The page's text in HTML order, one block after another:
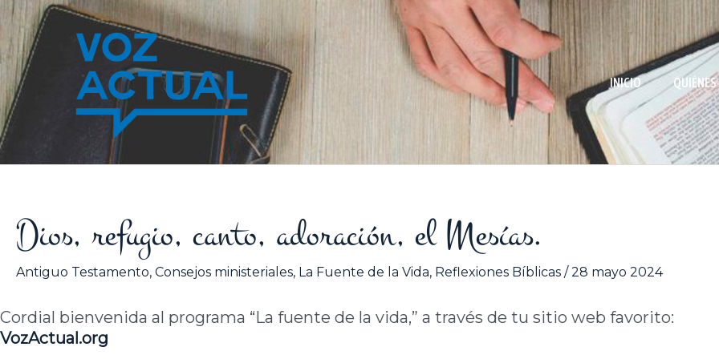
contenido
INICIO
Dios, refugio, canto, adoración, el Mesías.
Antiguo Testamento, Consejos ministeriales, La Fuente de la Vida, Reflexiones Bíblicas /28 mayo 2024
Cordial bienvenida al programa “La fuente de la vida,” a través de tu sitio web favorito:
VozActual.org